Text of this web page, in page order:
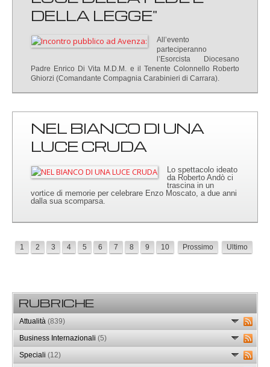
DELLA LEGGE"
All’evento
parteciperanno
l’Esorcista Diocesano
Padre Enrico Di Vita M.D.M. e il Tenente Colonnello Roberto
Ghiorzi (Comandante Compagnia Carabinieri di Carrara).
NEL BIANCO DI UNA
LUCE CRUDA
Lo spettacolo ideato
da Roberto Andò ci
trascina in un
vortice di memorie per celebrare Enzo Moscato, a due anni
dalla sua scomparsa.
1 2 3 4 5 6 7 8 9 10 Prossimo Ultimo
RUBRICHE
Attualità (839)
Business Internazionali (5)
Speciali (12)